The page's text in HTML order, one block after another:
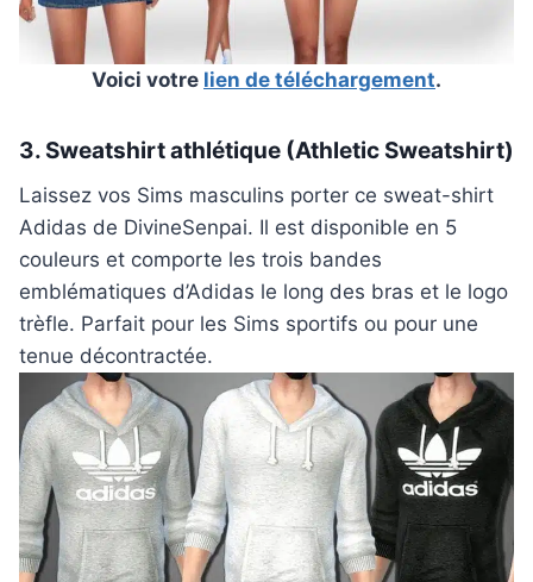
Voici votre lien de téléchargement.
3. Sweatshirt athlétique (Athletic Sweatshirt)
Laissez vos Sims masculins porter ce sweat-shirt
Adidas de DivineSenpai. Il est disponible en 5
couleurs et comporte les trois bandes
emblématiques d’Adidas le long des bras et le logo
trèfle. Parfait pour les Sims sportifs ou pour une
tenue décontractée.